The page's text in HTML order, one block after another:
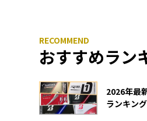
おすすめラン
2026年最
ランキン